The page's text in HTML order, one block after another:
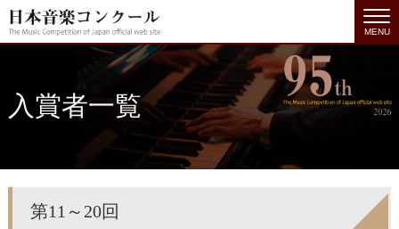
MENU
入賞者一覧
第11～20回